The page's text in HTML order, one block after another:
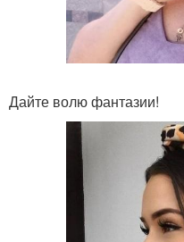
Дайте волю фантазии!